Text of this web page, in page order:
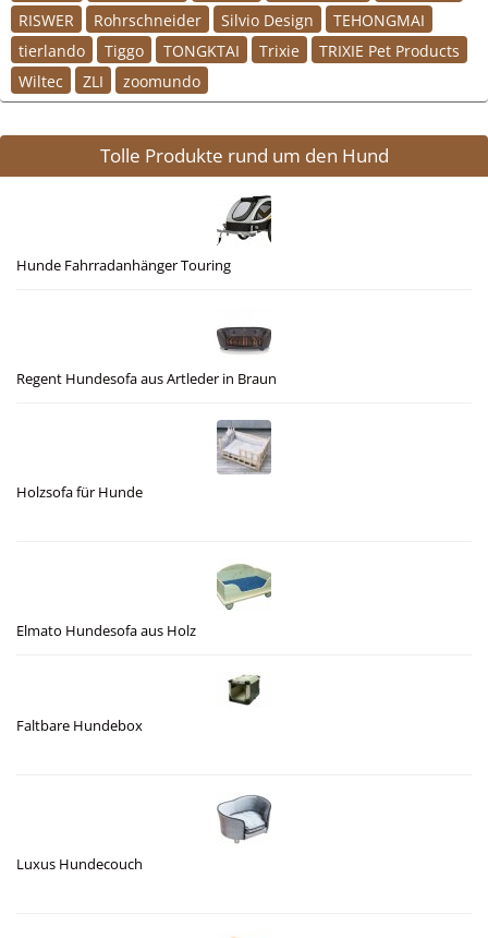
RISWER
Rohrschneider Silvio Design
TEHONGMAI
tierlando
Tiggo TONGKTAI Trixie
TRIXIE Pet Products
Wiltec
ZLI zoomundo
Tolle Produkte rund um den Hund
Hunde Fahrradanhänger Touring
Regent Hundesofa aus Artleder in Braun
Holzsofa für Hunde
Elmato Hundesofa aus Holz
Faltbare Hundebox
Luxus Hundecouch